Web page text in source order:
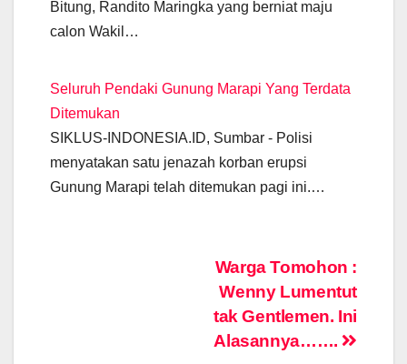
Bitung, Randito Maringka yang berniat maju
calon Wakil…
Seluruh Pendaki Gunung Marapi Yang Terdata
Ditemukan
SIKLUS-INDONESIA.ID, Sumbar - Polisi
menyatakan satu jenazah korban erupsi
Gunung Marapi telah ditemukan pagi ini.…
Warga Tomohon :
Wenny Lumentut
tak Gentlemen. Ini
Alasannya…….